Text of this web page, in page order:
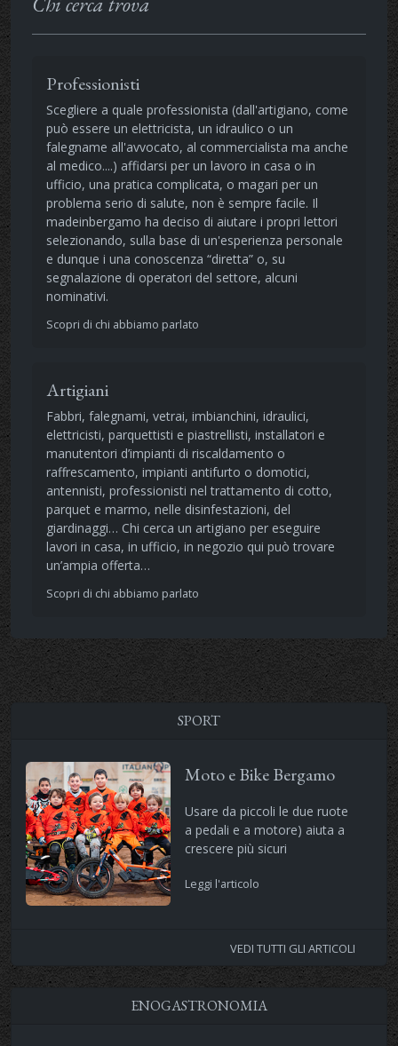
Professionisti
Scegliere a quale professionista (dall'artigiano, come
può essere un elettricista, un idraulico o un
falegname all'avvocato, al commercialista ma anche
al medico....) affidarsi per un lavoro in casa o in
ufficio, una pratica complicata, o magari per un
problema serio di salute, non è sempre facile. Il
madeinbergamo ha deciso di aiutare i propri lettori
selezionando, sulla base di un'esperienza personale
e dunque i una conoscenza “diretta” o, su
segnalazione di operatori del settore, alcuni
nominativi.
Scopri di chi abbiamo parlato
Artigiani
Fabbri, falegnami, vetrai, imbianchini, idraulici,
elettricisti, parquettisti e piastrellisti, installatori e
manutentori d’impianti di riscaldamento o
raffrescamento, impianti antifurto o domotici,
antennisti, professionisti nel trattamento di cotto,
parquet e marmo, nelle disinfestazioni, del
giardinaggi… Chi cerca un artigiano per eseguire
lavori in casa, in ufficio, in negozio qui può trovare
un’ampia offerta…
Scopri di chi abbiamo parlato
SPORT
Moto e Bike Bergamo
Usare da piccoli le due ruote
a pedali e a motore) aiuta a
crescere più sicuri
Leggi l'articolo
VEDI TUTTI GLI ARTICOLI
ENOGASTRONOMIA